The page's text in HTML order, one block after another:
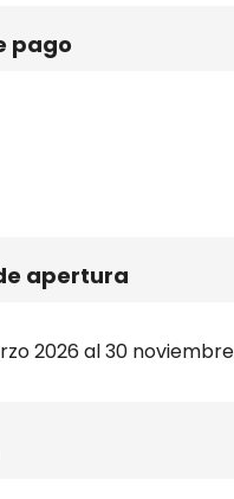
pago
apertura
2026 al 30